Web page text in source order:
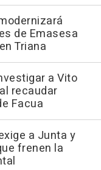
de Emasesa
Triana
a Vito
recaudar
Facua
a Junta y
frenen la